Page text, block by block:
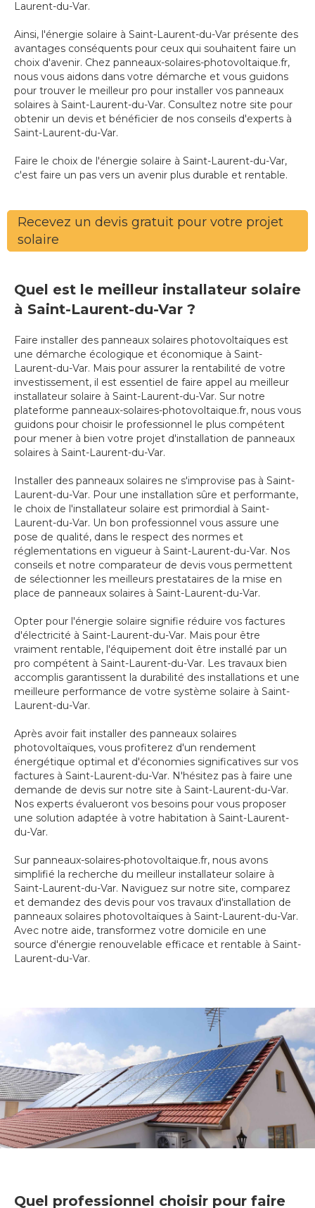
Laurent-du-Var.
Ainsi, l'énergie solaire à Saint-Laurent-du-Var présente des
avantages conséquents pour ceux qui souhaitent faire un
choix d'avenir. Chez panneaux-solaires-photovoltaique.fr,
nous vous aidons dans votre démarche et vous guidons
pour trouver le meilleur pro pour installer vos panneaux
solaires à Saint-Laurent-du-Var. Consultez notre site pour
obtenir un devis et bénéficier de nos conseils d'experts à
Saint-Laurent-du-Var.
Faire le choix de l'énergie solaire à Saint-Laurent-du-Var,
c'est faire un pas vers un avenir plus durable et rentable.
Recevez un devis gratuit pour votre projet
solaire
Quel est le meilleur installateur solaire
à Saint-Laurent-du-Var ?
Faire installer des panneaux solaires photovoltaïques est
une démarche écologique et économique à Saint-
Laurent-du-Var. Mais pour assurer la rentabilité de votre
investissement, il est essentiel de faire appel au meilleur
installateur solaire à Saint-Laurent-du-Var. Sur notre
plateforme panneaux-solaires-photovoltaique.fr, nous vous
guidons pour choisir le professionnel le plus compétent
pour mener à bien votre projet d'installation de panneaux
solaires à Saint-Laurent-du-Var.
Installer des panneaux solaires ne s'improvise pas à Saint-
Laurent-du-Var. Pour une installation sûre et performante,
le choix de l'installateur solaire est primordial à Saint-
Laurent-du-Var. Un bon professionnel vous assure une
pose de qualité, dans le respect des normes et
réglementations en vigueur à Saint-Laurent-du-Var. Nos
conseils et notre comparateur de devis vous permettent
de sélectionner les meilleurs prestataires de la mise en
place de panneaux solaires à Saint-Laurent-du-Var.
Opter pour l'énergie solaire signifie réduire vos factures
d'électricité à Saint-Laurent-du-Var. Mais pour être
vraiment rentable, l'équipement doit être installé par un
pro compétent à Saint-Laurent-du-Var. Les travaux bien
accomplis garantissent la durabilité des installations et une
meilleure performance de votre système solaire à Saint-
Laurent-du-Var.
Après avoir fait installer des panneaux solaires
photovoltaïques, vous profiterez d'un rendement
énergétique optimal et d'économies significatives sur vos
factures à Saint-Laurent-du-Var. N'hésitez pas à faire une
demande de devis sur notre site à Saint-Laurent-du-Var.
Nos experts évalueront vos besoins pour vous proposer
une solution adaptée à votre habitation à Saint-Laurent-
du-Var.
Sur panneaux-solaires-photovoltaique.fr, nous avons
simplifié la recherche du meilleur installateur solaire à
Saint-Laurent-du-Var. Naviguez sur notre site, comparez
et demandez des devis pour vos travaux d'installation de
panneaux solaires photovoltaïques à Saint-Laurent-du-Var.
Avec notre aide, transformez votre domicile en une
source d'énergie renouvelable efficace et rentable à Saint-
Laurent-du-Var.
Quel professionnel choisir pour faire